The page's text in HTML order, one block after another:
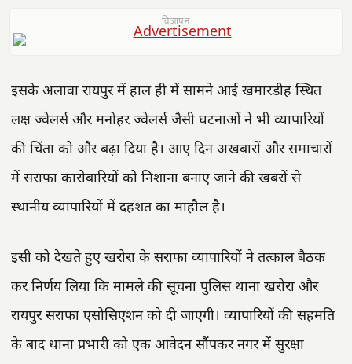
विज्ञापन
इसके अलावा रायपुर में हाल ही में सामने आई खमारडीह स्थित
लक्ष ज्वेलर्स और मनोहर ज्वेलर्स जैसी घटनाओं ने भी व्यापारियों
की चिंता को और बढ़ा दिया है। आए दिन अखबारों और समाचारों
में सराफा कारोबारियों को निशाना बनाए जाने की खबरों से
स्थानीय व्यापारियों में दहशत का माहौल है।
इसी को देखते हुए खरोरा के सराफा व्यापारियों ने तत्काल बैठक
कर निर्णय लिया कि मामले की सूचना पुलिस थाना खरोरा और
रायपुर सराफा एसोसिएशन को दी जाएगी। व्यापारियों की सहमति
के बाद थाना प्रभारी को एक आवेदन सौंपकर नगर में सुरक्षा